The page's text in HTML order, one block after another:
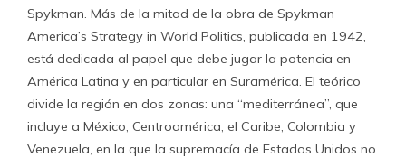
Spykman. Más de la mitad de la obra de Spykman
America’s Strategy in World Politics, publicada en 1942,
está dedicada al papel que debe jugar la potencia en
América Latina y en particular en Suramérica. El teórico
divide la región en dos zonas: una “mediterránea”, que
incluye a México, Centroamérica, el Caribe, Colombia y
Venezuela, en la que la supremacía de Estados Unidos no